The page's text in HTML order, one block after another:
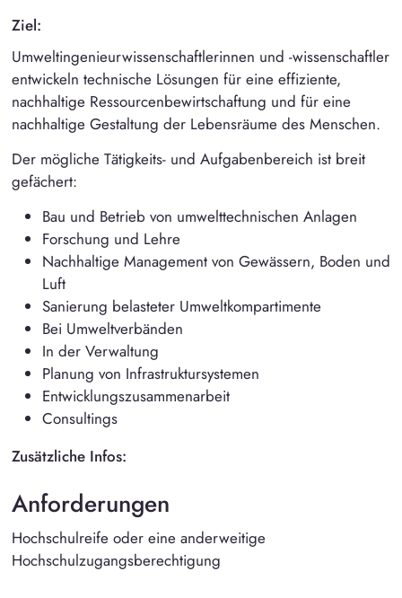
Ziel:
Umweltingenieurwissenschaftlerinnen und -wissenschaftler
entwickeln technische Lösungen für eine effiziente,
nachhaltige Ressourcenbewirtschaftung und für eine
nachhaltige Gestaltung der Lebensräume des Menschen.
Der mögliche Tätigkeits- und Aufgabenbereich ist breit
gefächert:
Bau und Betrieb von umwelttechnischen Anlagen
Forschung und Lehre
Nachhaltige Management von Gewässern, Boden und
Luft
Sanierung belasteter Umweltkompartimente
Bei Umweltverbänden
In der Verwaltung
Planung von Infrastruktursystemen
Entwicklungszusammenarbeit
Consultings
Zusätzliche Infos:
Anforderungen
Hochschulreife oder eine anderweitige
Hochschulzugangsberechtigung